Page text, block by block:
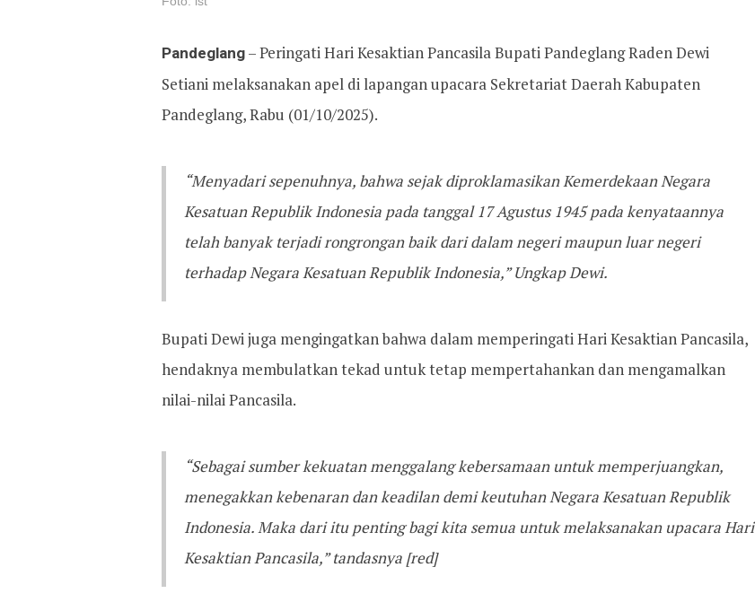
Pandeglang– Peringati Hari Kesaktian Pancasila Bupati Pandeglang Raden Dewi
Setiani melaksanakan apel di lapangan upacara Sekretariat Daerah Kabupaten
Pandeglang, Rabu (01/10/2025).
“Menyadari sepenuhnya, bahwa sejak diproklamasikan Kemerdekaan Negara
Kesatuan Republik Indonesia pada tanggal 17 Agustus 1945 pada kenyataannya
telah banyak terjadi rongrongan baik dari dalam negeri maupun luar negeri
terhadap Negara Kesatuan Republik Indonesia,” Ungkap Dewi.
Bupati Dewi juga mengingatkan bahwa dalam memperingati Hari Kesaktian Pancasila,
hendaknya membulatkan tekad untuk tetap mempertahankan dan mengamalkan
nilai-nilai Pancasila.
“Sebagai sumber kekuatan menggalang kebersamaan untuk memperjuangkan,
menegakkan kebenaran dan keadilan demi keutuhan Negara Kesatuan Republik
Indonesia. Maka dari itu penting bagi kita semua untuk melaksanakan upacara Hari
Kesaktian Pancasila,” tandasnya [red]